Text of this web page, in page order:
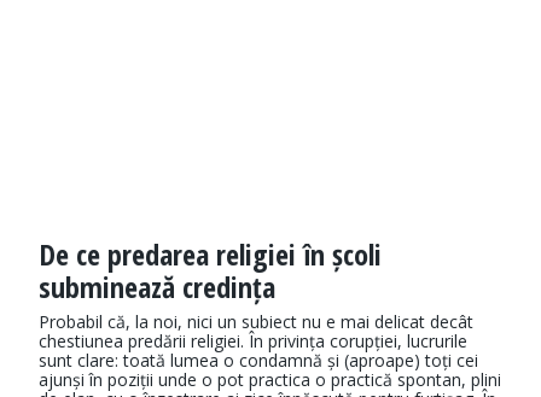
De ce predarea religiei în școli
subminează credința
Probabil că, la noi, nici un subiect nu e mai delicat decât
chestiunea predării religiei. În privința corupției, lucrurile
sunt clare: toată lumea o condamnă și (aproape) toți cei
ajunși în poziții unde o pot practica o practică spontan, plini